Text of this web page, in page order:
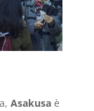
Asakusa è